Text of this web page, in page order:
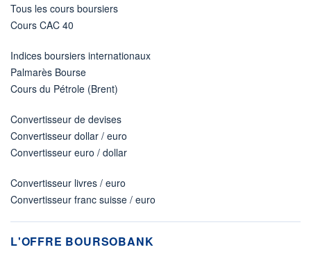
Tous les cours boursiers
Cours CAC 40
Indices boursiers internationaux
Palmarès Bourse
Cours du Pétrole (Brent)
Convertisseur de devises
Convertisseur dollar / euro
Convertisseur euro / dollar
Convertisseur livres / euro
Convertisseur franc suisse / euro
L'OFFRE BOURSOBANK